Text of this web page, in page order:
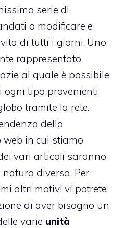
serie di
a modificare e
di tutti i giorni. Uno
rappresentato
al quale è possibile
tipo provenienti
tramite la rete.
della
web in cui stiamo
vari articoli saranno
natura diversa. Per
altri motivi vi potrete
di aver bisogno un
varie unità